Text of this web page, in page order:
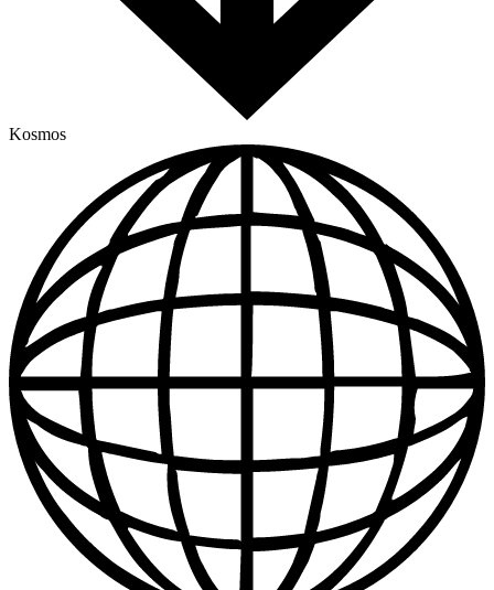
Kosmos